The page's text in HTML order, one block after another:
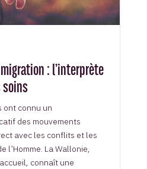
: l’interprète
soins
ont connu un
des mouvements
avec les conflits et les
l’Homme. La Wallonie,
connaît une